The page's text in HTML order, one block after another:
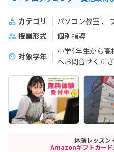
カテゴリ パソコン教室
授業形式
個別指導
対象学年
小学4年生から
へお問合せくださ
体験レッスン
Amazonギフトカー